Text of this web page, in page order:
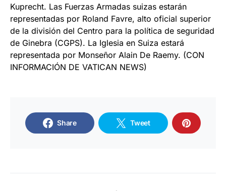
Kuprecht. Las Fuerzas Armadas suizas estarán
representadas por Roland Favre, alto oficial superior
de la división del Centro para la política de seguridad
de Ginebra (CGPS). La Iglesia en Suiza estará
representada por Monseñor Alain De Raemy. (CON
INFORMACIÓN DE VATICAN NEWS)
Share Tweet